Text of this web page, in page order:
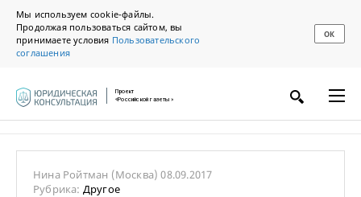
Мы используем cookie-файлы.
Продолжая пользоваться сайтом, вы
принимаете условия Пользовательского
соглашения
ОК
Проект
«Российской газеты»
Нина Ройтман (Москва)08.09.2017
Рубрика: Другое